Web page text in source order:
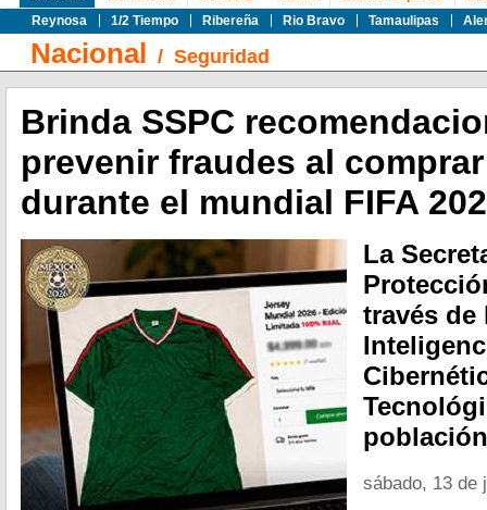
Reynosa
1/2 Tiempo Ribereña Rio Bravo Tamaulipas
Nacional / Seguridad
Brinda SSPC
prevenir fraudes al
durante el mundial FIFA
La
través de
población
sábado, 13 de